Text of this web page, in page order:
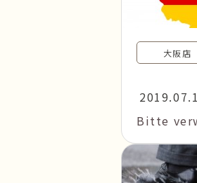
大阪店
Bitte